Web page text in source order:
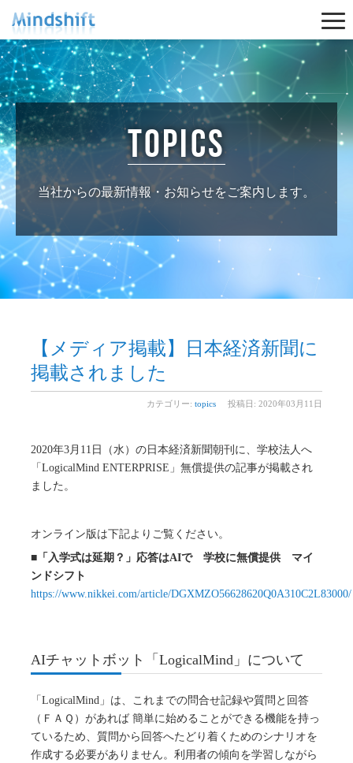
topics
当社からの最新情報・お知らせをご案内します。
【メディア掲載】日本経済新聞に
掲載されました
カテゴリー: topics 投稿日: 2020年03月11日
2020年3月11日（水）の日本経済新聞朝刊に、学校法人へ
「LogicalMind ENTERPRISE」無償提供の記事が掲載され
ました。
オンライン版は下記よりご覧ください。
■「入学式は延期？」応答はAIで 学校に無償提供 マイ
ンドシフト
https://www.nikkei.com/article/DGXMZO56628620Q0A310C2L83000/
AIチャットボット「LogicalMind」について
「LogicalMind」は、これまでの問合せ記録や質問と回答
（ＦＡＱ）があれば 簡単に始めることができる機能を持っ
ているため、質問から回答へたどり着くためのシナリオを
作成する必要がありません。利用者の傾向を学習しながら